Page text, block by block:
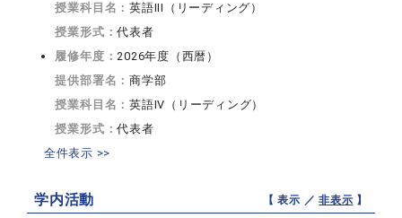
授業科目名：英語III（リーディング）
授業形式：代表者
履修年度：2026年度（西暦）
提供部署名：商学部
授業科目名：英語IV（リーディング）
授業形式：代表者
全件表示 >>
学内活動 【 表示 ／非表示 】